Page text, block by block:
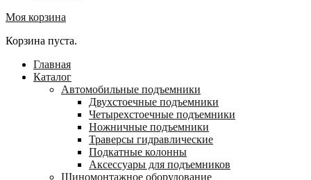
Моя корзина
Корзина пуста.
Главная
Каталог
Автомобильные подъемники
Двухстоечные подъемники
Четырехстоечные подъемники
Ножничные подъемники
Траверсы гидравлические
Подкатные колонны
Аксессуары для подъемников
Шиномонтажное оборудование